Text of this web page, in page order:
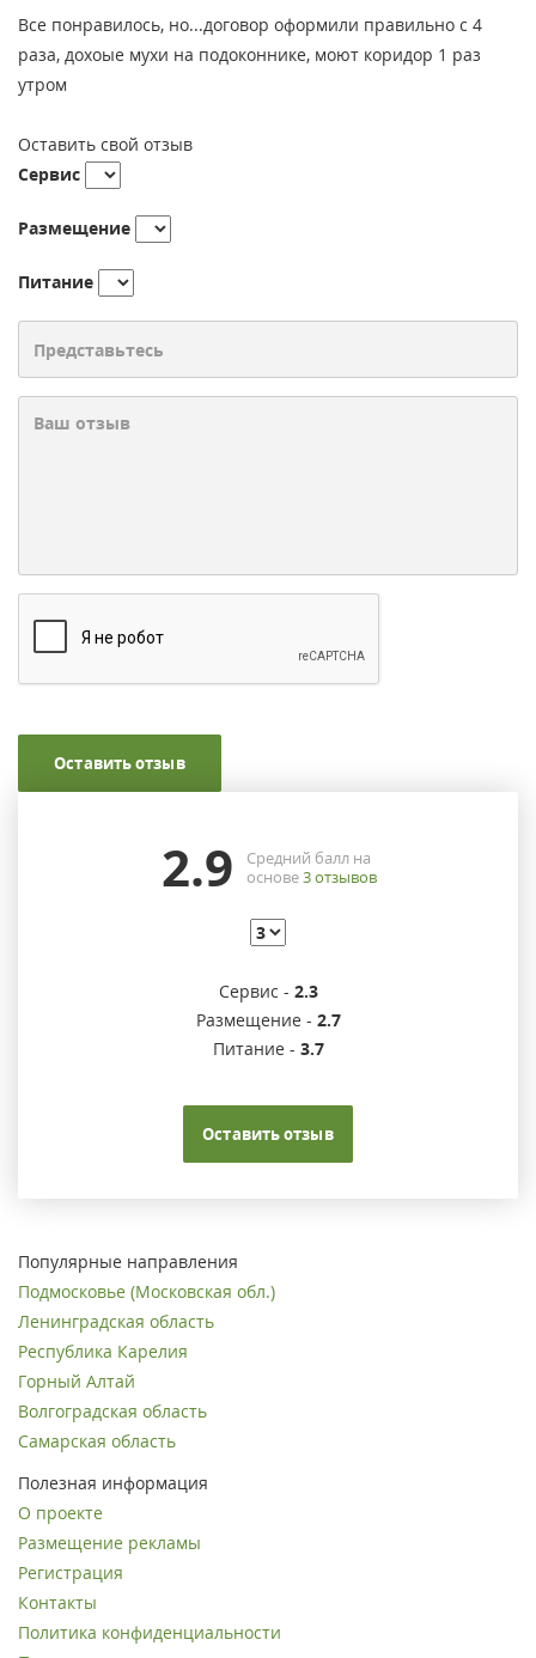
Все понравилось, но...договор оформили правильно с 4
раза, дохоые мухи на подоконнике, моют коридор 1 раз
утром
Оставить свой отзыв
Сервис
Размещение
Питание
Оставить отзыв
2.9
Средний балл на
основе3отзывов
Сервис - 2.3
Размещение - 2.7
Питание - 3.7
Оставить отзыв
Популярные направления
Подмосковье (Московская обл.)
Ленинградская область
Республика Карелия
Горный Алтай
Волгоградская область
Самарская область
Полезная информация
О проекте
Размещение рекламы
Регистрация
Контакты
Политика конфиденциальности